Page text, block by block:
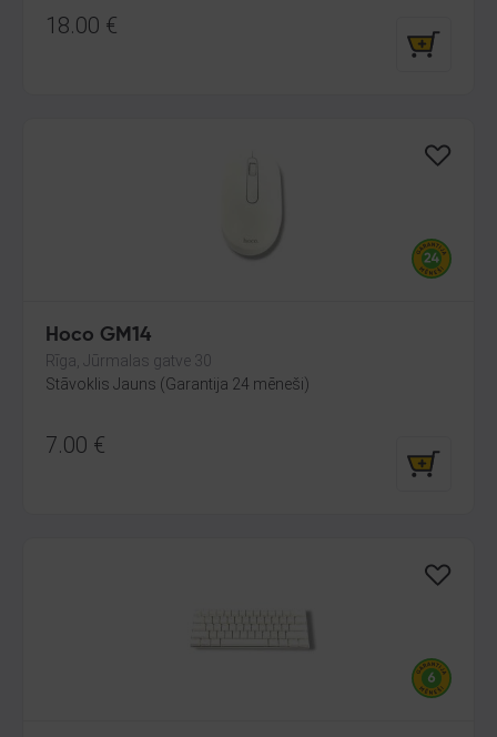
18.00 €
Hoco GM14
Rīga, Jūrmalas gatve 30
Stāvoklis Jauns (Garantija 24 mēneši)
7.00 €